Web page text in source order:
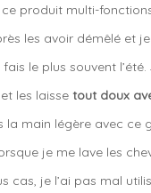
ce produit multi-
les avoir démêlé et
le plus souvent l’été.
les laisse tout doux
la main légère avec ce
je me lave les
cas, je l’ai pas mal